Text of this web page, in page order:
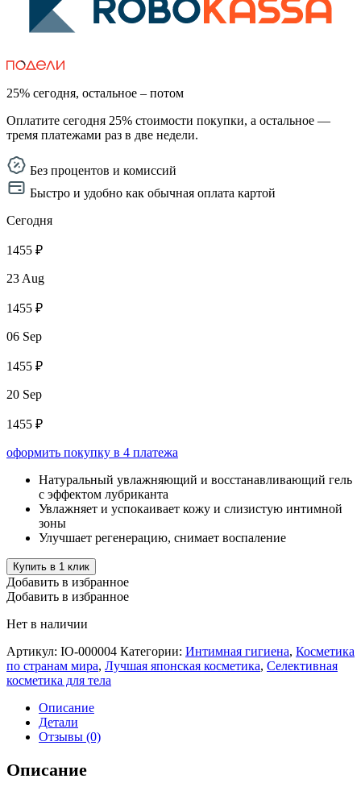
25% сегодня, остальное – потом
Оплатите сегодня 25% стоимости покупки, а остальное —
тремя платежами раз в две недели.
Без процентов и комиссий
Быстро и удобно как обычная оплата картой
Сегодня
1455 ₽
23 Aug
1455 ₽
06 Sep
1455 ₽
20 Sep
1455 ₽
оформить покупку в 4 платежа
Натуральный увлажняющий и восстанавливающий гель
с эффектом лубриканта
Увлажняет и успокаивает кожу и слизистую интимной
зоны
Улучшает регенерацию, снимает воспаление
Купить в 1 клик
Добавить в избранное
Добавить в избранное
Нет в наличии
Артикул: IO-000004 Категории: Интимная гигиена, Косметика
по странам мира, Лучшая японская косметика, Селективная
косметика для тела
Описание
Детали
Отзывы (0)
Описание